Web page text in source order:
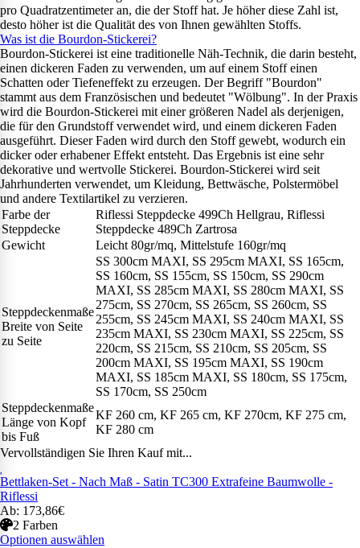
pro Quadratzentimeter an, die der Stoff hat. Je höher diese Zahl ist,
desto höher ist die Qualität des von Ihnen gewählten Stoffs.
Was ist die Bourdon-Stickerei?
Bourdon-Stickerei ist eine traditionelle Näh-Technik, die darin besteht,
einen dickeren Faden zu verwenden, um auf einem Stoff einen
Schatten oder Tiefeneffekt zu erzeugen. Der Begriff "Bourdon"
stammt aus dem Französischen und bedeutet "Wölbung". In der Praxis
wird die Bourdon-Stickerei mit einer größeren Nadel als derjenigen,
die für den Grundstoff verwendet wird, und einem dickeren Faden
ausgeführt. Dieser Faden wird durch den Stoff gewebt, wodurch ein
dicker oder erhabener Effekt entsteht. Das Ergebnis ist eine sehr
dekorative und wertvolle Stickerei. Bourdon-Stickerei wird seit
Jahrhunderten verwendet, um Kleidung, Bettwäsche, Polstermöbel
und andere Textilartikel zu verzieren.
Farbe der
Steppdecke
Riflessi Steppdecke 499Ch Hellgrau, Riflessi
Steppdecke 489Ch Zartrosa
Gewicht
Leicht 80gr/mq, Mittelstufe 160gr/mq
Steppdeckenmaße
Breite von Seite
zu Seite
SS 300cm MAXI, SS 295cm MAXI, SS 165cm,
SS 160cm, SS 155cm, SS 150cm, SS 290cm
MAXI, SS 285cm MAXI, SS 280cm MAXI, SS
275cm, SS 270cm, SS 265cm, SS 260cm, SS
255cm, SS 245cm MAXI, SS 240cm MAXI, SS
235cm MAXI, SS 230cm MAXI, SS 225cm, SS
220cm, SS 215cm, SS 210cm, SS 205cm, SS
200cm MAXI, SS 195cm MAXI, SS 190cm
MAXI, SS 185cm MAXI, SS 180cm, SS 175cm,
SS 170cm, SS 250cm
Steppdeckenmaße
Länge von Kopf
bis Fuß
KF 260 cm, KF 265 cm, KF 270cm, KF 275 cm,
KF 280 cm
Vervollständigen Sie Ihren Kauf mit...
Bettlaken-Set - Nach Maß - Satin TC300 Extrafeine Baumwolle -
Riflessi
Ab: 173,86€
2 Farben
Optionen auswählen